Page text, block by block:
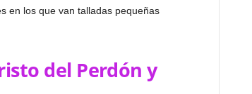
en los que van talladas pequeñas
del Perdón y